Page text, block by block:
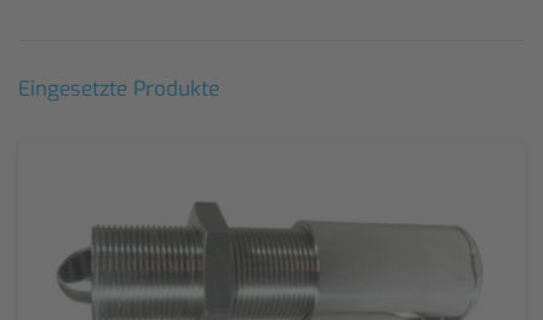
Eingesetzte Produkte